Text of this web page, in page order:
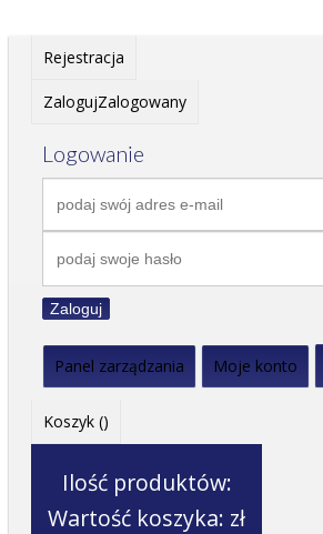
Rejestracja
ZalogujZalogowany
Logowanie
Zaloguj
Panel zarządzania Moje konto
Koszyk ()
Ilość produktów:
Wartość koszyka: zł